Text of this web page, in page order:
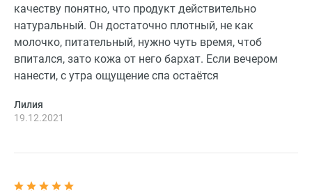
качеству понятно, что продукт действительно
натуральный. Он достаточно плотный, не как
молочко, питательный, нужно чуть время, чтоб
впитался, зато кожа от него бархат. Если вечером
нанести, с утра ощущение спа остаётся
Лилия
19.12.2021